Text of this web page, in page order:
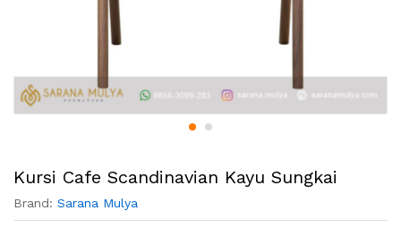
Kursi Cafe Scandinavian Kayu Sungkai
Brand: Sarana Mulya